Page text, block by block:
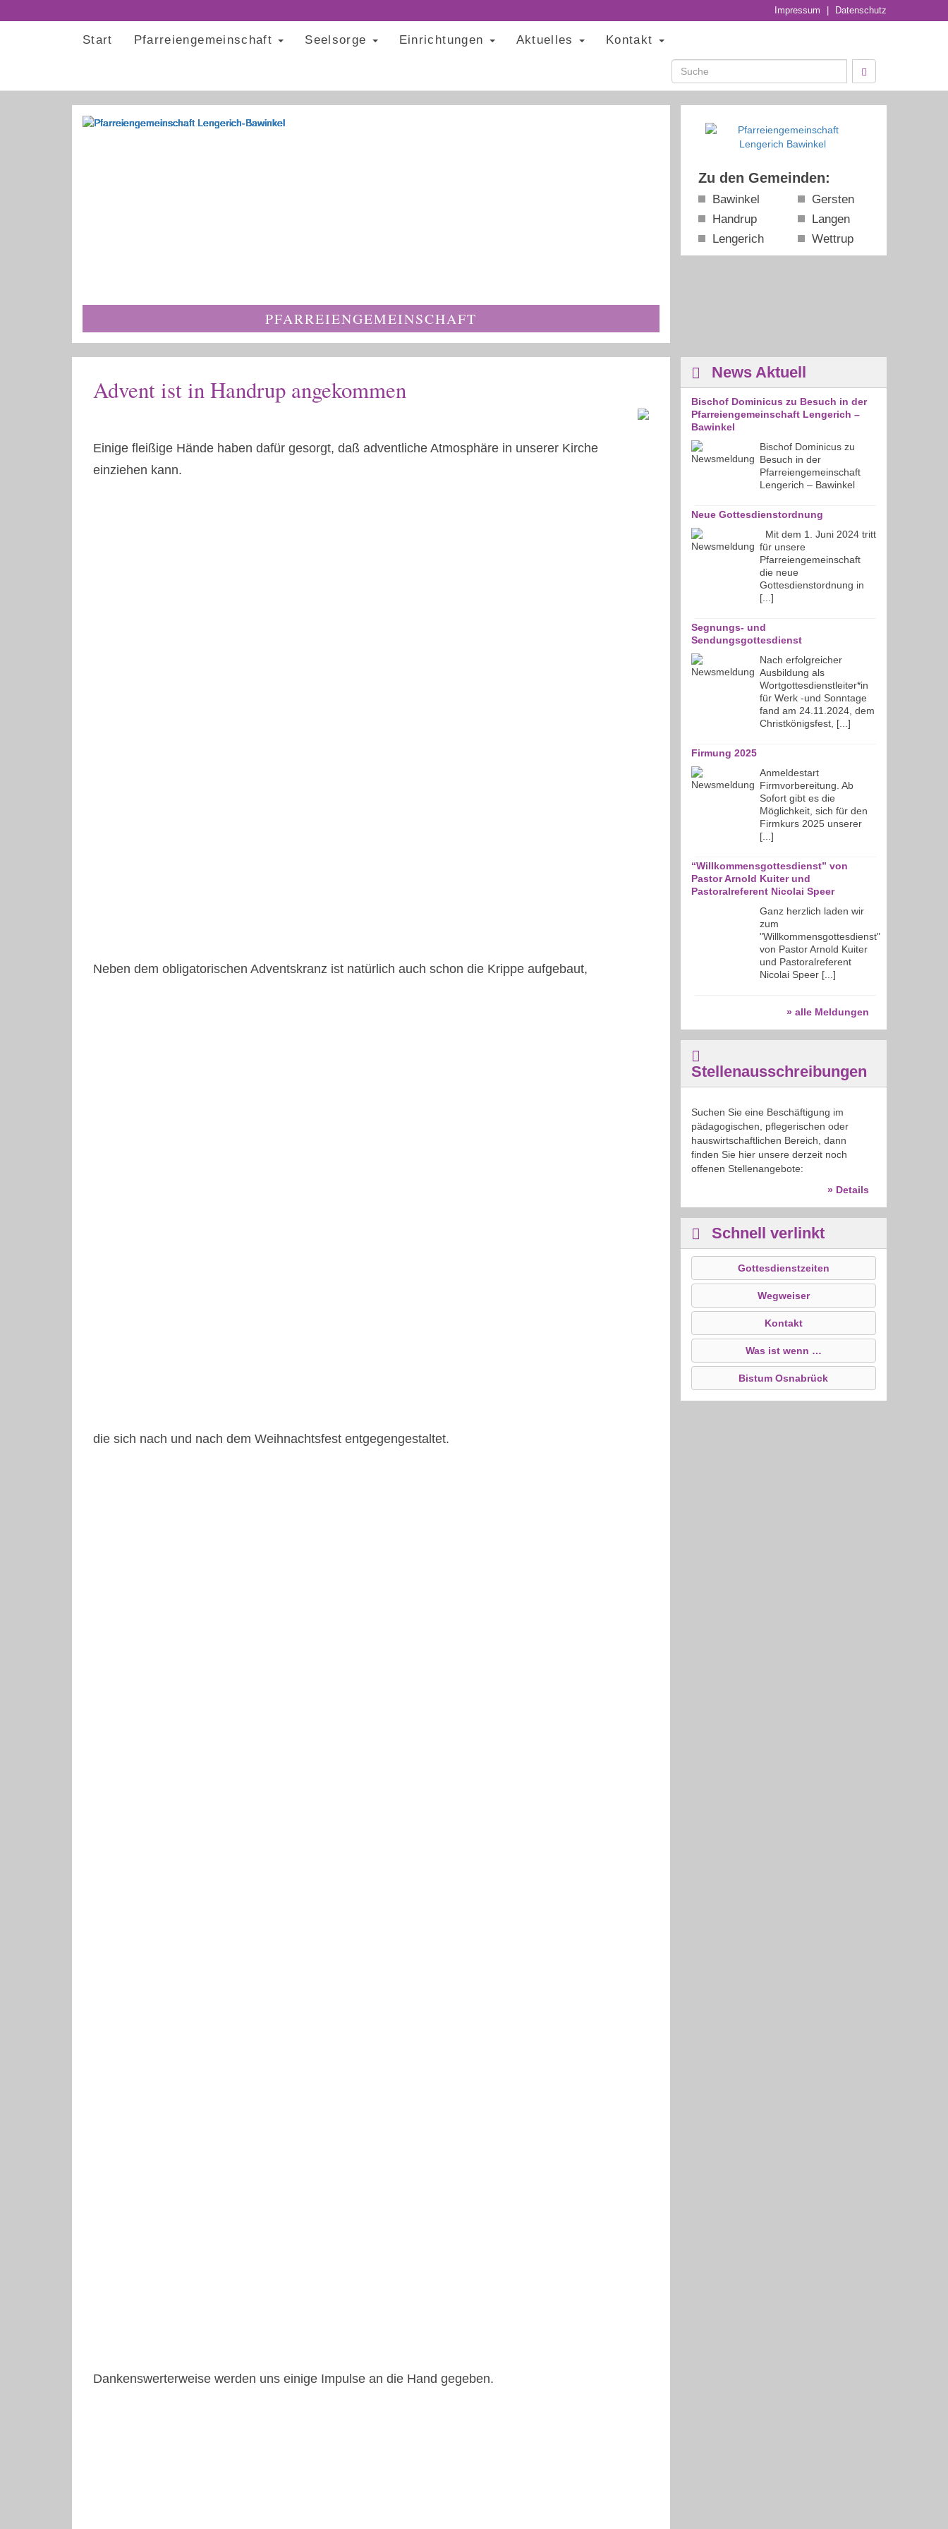
Impressum Datenschutz
Start Pfarreiengemeinschaft Seelsorge Einrichtungen Aktuelles Kontakt
PFARREIENGEMEINSCHAFT
Zu den Gemeinden:
Bawinkel
Gersten
Handrup
Langen
Lengerich
Wettrup
Advent ist in Handrup angekommen
Einige fleißige Hände haben dafür gesorgt, daß adventliche Atmosphäre in unserer Kirche
einziehen kann.
Neben dem obligatorischen Adventskranz ist natürlich auch schon die Krippe aufgebaut,
die sich nach und nach dem Weihnachtsfest entgegengestaltet.
Dankenswerterweise werden uns einige Impulse an die Hand gegeben.
News Aktuell
Bischof Dominicus zu Besuch in der
Pfarreiengemeinschaft Lengerich –
Bawinkel
Bischof Dominicus zu
Besuch in der
Pfarreiengemeinschaft
Lengerich – Bawinkel
Neue Gottesdienstordnung
Mit dem 1. Juni 2024 tritt
für unsere
Pfarreiengemeinschaft
die neue
Gottesdienstordnung in
[...]
Segnungs- und
Sendungsgottesdienst
Nach erfolgreicher
Ausbildung als
Wortgottesdienstleiter*in
für Werk -und Sonntage
fand am 24.11.2024, dem
Christkönigsfest, [...]
Firmung 2025
Anmeldestart
Firmvorbereitung. Ab
Sofort gibt es die
Möglichkeit, sich für den
Firmkurs 2025 unserer
[...]
“Willkommensgottesdienst” von
Pastor Arnold Kuiter und
Pastoralreferent Nicolai Speer
Ganz herzlich laden wir
zum
"Willkommensgottesdienst"
von Pastor Arnold Kuiter
und Pastoralreferent
Nicolai Speer [...]
» alle Meldungen
Stellenausschreibungen
Suchen Sie eine Beschäftigung im
pädagogischen, pflegerischen oder
hauswirtschaftlichen Bereich, dann
finden Sie hier unsere derzeit noch
offenen Stellenangebote:
» Details
Schnell verlinkt
Gottesdienstzeiten
Wegweiser
Kontakt
Was ist wenn …
Bistum Osnabrück